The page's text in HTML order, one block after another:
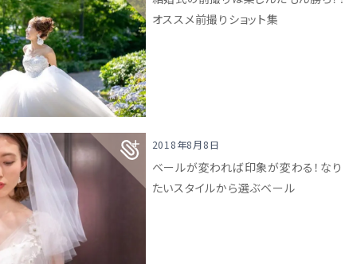
オススメ前撮りショット集
2018年8月8日
ベールが変われば印象が変わる！なり
たいスタイルから選ぶベール